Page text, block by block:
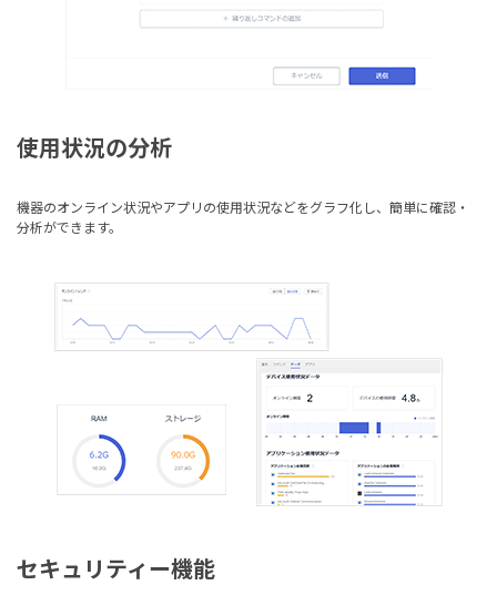
使用状況の分析
機器のオンライン状況やアプリの使用状況などをグラフ化し、簡単に確認・
分析ができます。
セキュリティー機能